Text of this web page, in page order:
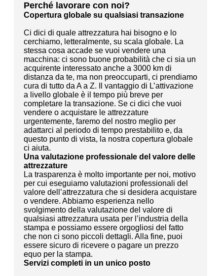
Perché lavorare con noi?
Copertura globale su qualsiasi transazione
Ci dici di quale attrezzatura hai bisogno e lo
cerchiamo, letteralmente, su scala globale. La
stessa cosa accade se vuoi vendere una
macchina: ci sono buone probabilità che ci sia un
acquirente interessato anche a 3000 km di
distanza da te, ma non preoccuparti, ci prendiamo
cura di tutto da A a Z. Il vantaggio di L’attivazione
a livello globale è il tempo più breve per
completare la transazione. Se ci dici che vuoi
vendere o acquistare le attrezzature
urgentemente, faremo del nostro meglio per
adattarci al periodo di tempo prestabilito e, da
questo punto di vista, la nostra copertura globale
ci aiuta.
Una valutazione professionale del valore delle
attrezzature
La trasparenza è molto importante per noi, motivo
per cui eseguiamo valutazioni professionali del
valore dell’attrezzatura che si desidera acquistare
o vendere. Abbiamo esperienza nello
svolgimento della valutazione del valore di
qualsiasi attrezzatura usata per l’industria della
stampa e possiamo essere orgogliosi del fatto
che non ci sono piccoli dettagli. Alla fine, puoi
essere sicuro di ricevere o pagare un prezzo
equo per la stampa.
Servizi completi in un unico posto